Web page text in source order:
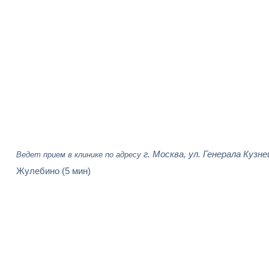
Ведет прием в клинике по адресу г. Москва, ул. Генерала
Жулебино (5 мин)